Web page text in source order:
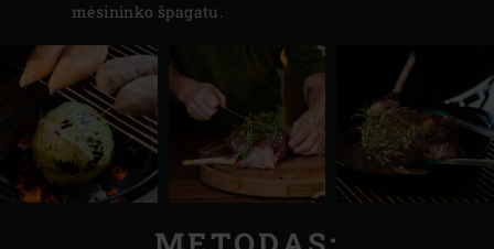
mėsininko špagatu.